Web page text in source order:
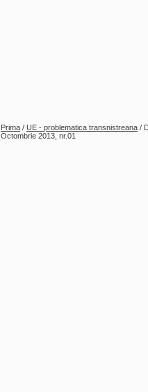
Prima / UE - problematica transnistreana /
Octombrie 2013, nr.01